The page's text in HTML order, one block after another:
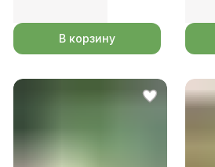
В корзину